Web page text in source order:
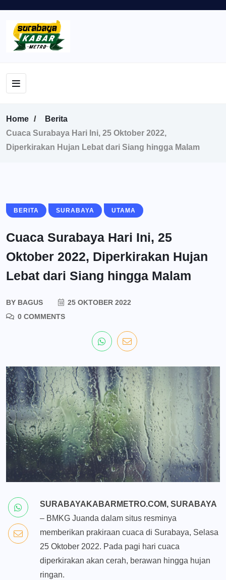
Home
Berita
Cuaca Surabaya Hari Ini, 25 Oktober 2022,
Diperkirakan Hujan Lebat dari Siang hingga Malam
BERITA SURABAYA UTAMA
Cuaca Surabaya Hari Ini, 25
Oktober 2022, Diperkirakan Hujan
Lebat dari Siang hingga Malam
BY BAGUS
25 OKTOBER 2022
0 COMMENTS
SURABAYAKABARMETRO.COM, SURABAYA
– BMKG Juanda dalam situs resminya
memberikan prakiraan cuaca di Surabaya, Selasa
25 Oktober 2022. Pada pagi hari cuaca
diperkirakan akan cerah, berawan hingga hujan
ringan.